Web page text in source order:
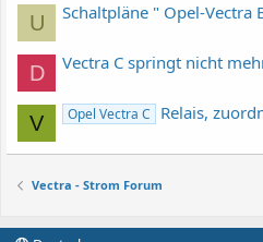
U Schaltpläne " Opel-Vectra
D Vectra C springt nicht
V Opel Vectra C Relais,
Vectra - Strom Forum